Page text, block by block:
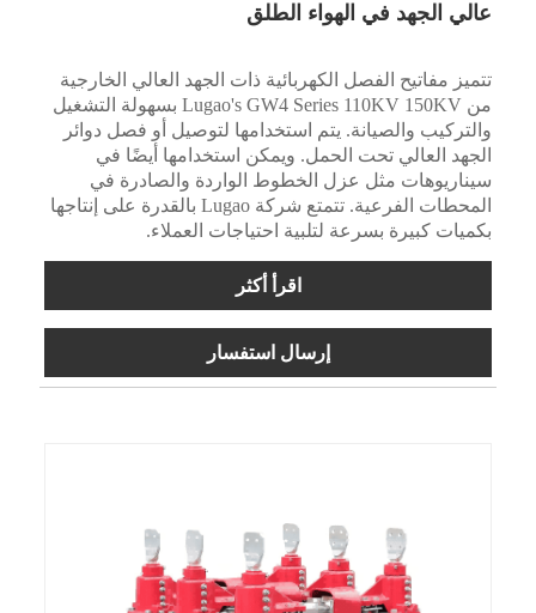
عالي الجهد في الهواء الطلق
تتميز مفاتيح الفصل الكهربائية ذات الجهد العالي الخارجية
من Lugao's GW4 Series 110KV 150KV بسهولة التشغيل
والتركيب والصيانة. يتم استخدامها لتوصيل أو فصل دوائر
الجهد العالي تحت الحمل. ويمكن استخدامها أيضًا في
سيناريوهات مثل عزل الخطوط الواردة والصادرة في
المحطات الفرعية. تتمتع شركة Lugao بالقدرة على إنتاجها
بكميات كبيرة بسرعة لتلبية احتياجات العملاء.
اقرأ أكثر
إرسال استفسار